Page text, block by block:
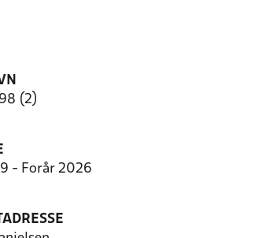
(2)
- Forår 2026